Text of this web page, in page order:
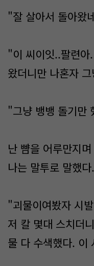
"잘 살아서 돌아왔
"이 씨이잇..팔련아
왔더니만 나혼자
"그냥 뱅뱅 돌기만
난 뺨을 어루만지
나는 말투로 말했다.
"괴물이여봤자 시
저 칼 몇대 스치더
물 다 수색했다. 이